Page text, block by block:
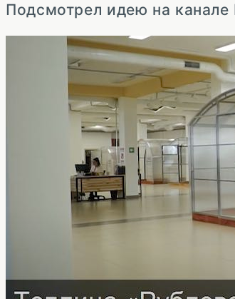
Подсмотрел идею на